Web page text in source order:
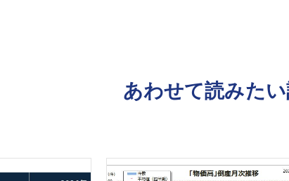
あわせて読みた